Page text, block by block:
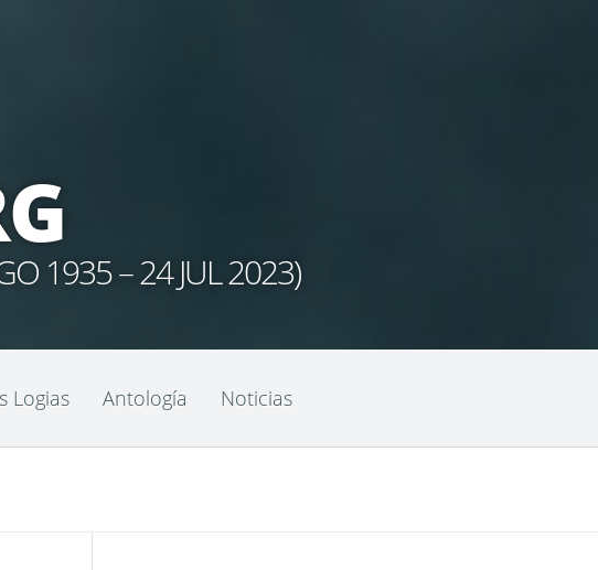
1935 – 24 JUL 2023)
Logias Antología Noticias